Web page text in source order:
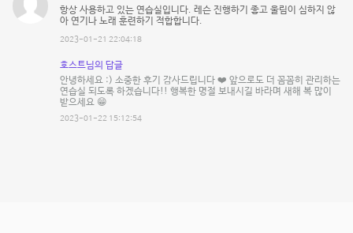
항상 사용하고 있는 연습실입니다. 레슨 진행하기 좋고 울림이 심하지 않
아 연기나 노래 훈련하기 적합합니다.
2023-01-21 22:04:18
호스트님의 답글
안녕하세요 :) 소중한 후기 감사드립니다 ❤️ 앞으로도 더 꼼꼼히 관리하는
연습실 되도록 하겠습니다!! 행복한 명절 보내시길 바라며 새해 복 많이
받으세요 😁
2023-01-22 15:12:54